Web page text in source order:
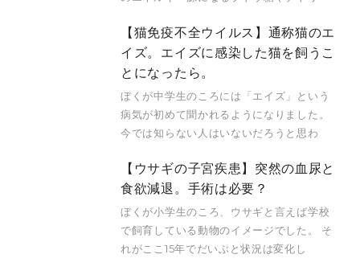
【猫免疫不全ウイルス】通称猫のエ
イズ。エイズに感染した猫を飼うこ
とになったら。
ぼくが中学生のころには「エイズ」という
病気が初めて聞かれるようになりました。
今では知らない人はいないだろうと思わ
【ウサギの子宮疾患】突然の血尿と
食欲減退。手術は必要？
ぼくが小学生のころ、ウサギと言えば学校
で飼育している動物のイメージでした。 そ
れがここ15年でだいぶと状況は変化し